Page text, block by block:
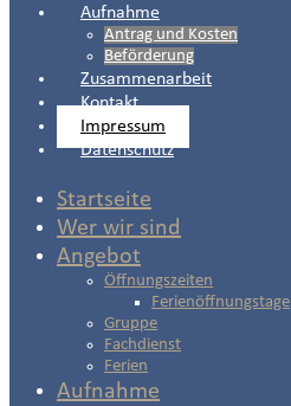
Aufnahme
Antrag und Kosten
Beförderung
Zusammenarbeit
Kontakt
Impressum
Datenschutz
Startseite
Wer wir sind
Angebot
Öffnungszeiten
Ferienöffnungstage
Gruppe
Fachdienst
Ferien
Aufnahme